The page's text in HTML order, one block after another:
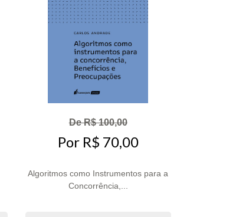
De R$ 100,00
Por R$ 70,00
Algoritmos como Instrumentos para a
Concorrência,...